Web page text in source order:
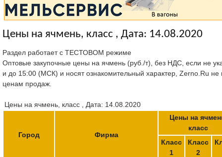
Цены на ячмень, класс , Дата: 14.08.2020
Раздел работает с ТЕСТОВОМ режиме
Оптовые закупочные цены на ячмень (руб./т), без НДС, если не
и до 15:00 (МСК) и носят ознакомительный характер, Zerno.Ru не
ценам продаж.
Цены на ячмень, класс , Дата: 14.08.2020
Город Фирма
Цены на
класс
Класс
1
Класс
2